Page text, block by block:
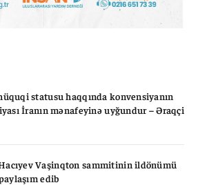
statusu haqqında konvensiyanın
İranın mənafeyinə uyğundur – Əraqçi
Vaşinqton sammitinin ildönümü
edib